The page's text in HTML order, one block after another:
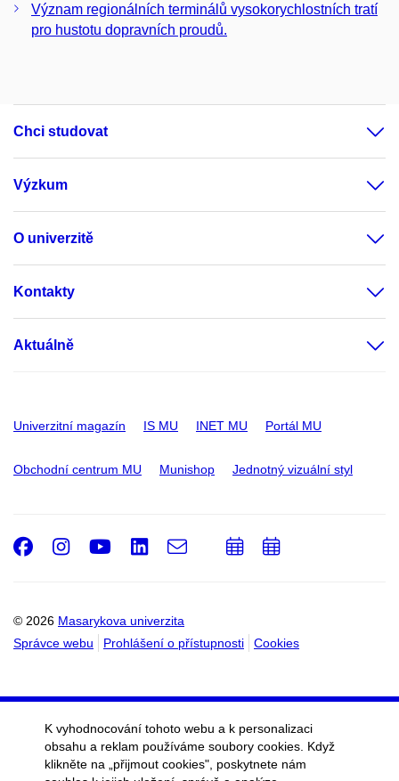
Význam regionálních terminálů vysokorychlostních tratí
pro hustotu dopravních proudů.
Chci studovat
Výzkum
O univerzitě
Kontakty
Aktuálně
Univerzitní magazín IS MU INET MU Portál MU
Obchodní centrum MU Munishop Jednotný vizuální styl
© 2026 Masarykova univerzita
Správce webu
Prohlášení o přístupnosti Cookies
Facebook
Instagram
Youtube
LinkedIn
e-
Email
PřidatPřidat
K vyhodnocování tohoto webu a k personalizaci
obsahu a reklam používáme soubory cookies. Když
klikněte na „přijmout cookies", poskytnete nám